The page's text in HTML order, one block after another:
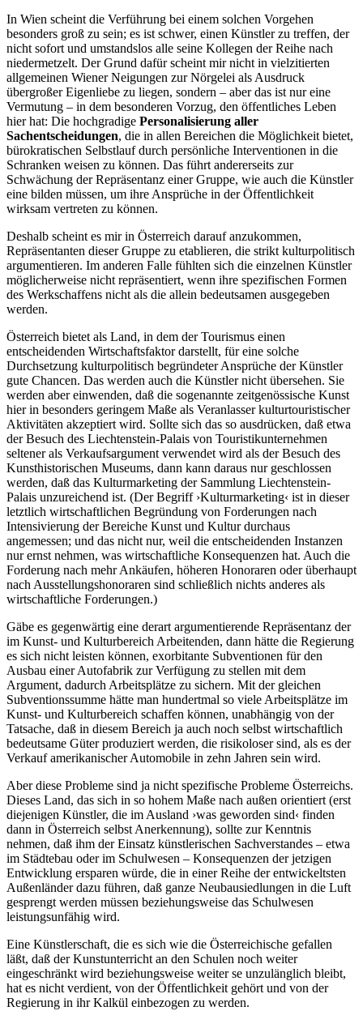
In Wien scheint die Verführung bei einem solchen Vorgehen
besonders groß zu sein; es ist schwer, einen Künstler zu treffen, der
nicht sofort und umstandslos alle seine Kollegen der Reihe nach
niedermetzelt. Der Grund dafür scheint mir nicht in vielzitierten
allgemeinen Wiener Neigungen zur Nörgelei als Ausdruck
übergroßer Eigenliebe zu liegen, sondern – aber das ist nur eine
Vermutung – in dem besonderen Vorzug, den öffentliches Leben
hier hat: Die hochgradige Personalisierung aller
Sachentscheidungen, die in allen Bereichen die Möglichkeit bietet,
bürokratischen Selbstlauf durch persönliche Interventionen in die
Schranken weisen zu können. Das führt andererseits zur
Schwächung der Repräsentanz einer Gruppe, wie auch die Künstler
eine bilden müssen, um ihre Ansprüche in der Öffentlichkeit
wirksam vertreten zu können.
Deshalb scheint es mir in Österreich darauf anzukommen,
Repräsentanten dieser Gruppe zu etablieren, die strikt kulturpolitisch
argumentieren. Im anderen Falle fühlten sich die einzelnen Künstler
möglicherweise nicht repräsentiert, wenn ihre spezifischen Formen
des Werkschaffens nicht als die allein bedeutsamen ausgegeben
werden.
Österreich bietet als Land, in dem der Tourismus einen
entscheidenden Wirtschaftsfaktor darstellt, für eine solche
Durchsetzung kulturpolitisch begründeter Ansprüche der Künstler
gute Chancen. Das werden auch die Künstler nicht übersehen. Sie
werden aber einwenden, daß die sogenannte zeitgenössische Kunst
hier in besonders geringem Maße als Veranlasser kulturtouristischer
Aktivitäten akzeptiert wird. Sollte sich das so ausdrücken, daß etwa
der Besuch des Liechtenstein-Palais von Touristikunternehmen
seltener als Verkaufsargument verwendet wird als der Besuch des
Kunsthistorischen Museums, dann kann daraus nur geschlossen
werden, daß das Kulturmarketing der Sammlung Liechtenstein-
Palais unzureichend ist. (Der Begriff ›Kulturmarketing‹ ist in dieser
letztlich wirtschaftlichen Begründung von Forderungen nach
Intensivierung der Bereiche Kunst und Kultur durchaus
angemessen; und das nicht nur, weil die entscheidenden Instanzen
nur ernst nehmen, was wirtschaftliche Konsequenzen hat. Auch die
Forderung nach mehr Ankäufen, höheren Honoraren oder überhaupt
nach Ausstellungshonoraren sind schließlich nichts anderes als
wirtschaftliche Forderungen.)
Gäbe es gegenwärtig eine derart argumentierende Repräsentanz der
im Kunst- und Kulturbereich Arbeitenden, dann hätte die Regierung
es sich nicht leisten können, exorbitante Subventionen für den
Ausbau einer Autofabrik zur Verfügung zu stellen mit dem
Argument, dadurch Arbeitsplätze zu sichern. Mit der gleichen
Subventionssumme hätte man hundertmal so viele Arbeitsplätze im
Kunst- und Kulturbereich schaffen können, unabhängig von der
Tatsache, daß in diesem Bereich ja auch noch selbst wirtschaftlich
bedeutsame Güter produziert werden, die risikoloser sind, als es der
Verkauf amerikanischer Automobile in zehn Jahren sein wird.
Aber diese Probleme sind ja nicht spezifische Probleme Österreichs.
Dieses Land, das sich in so hohem Maße nach außen orientiert (erst
diejenigen Künstler, die im Ausland ›was geworden sind‹ finden
dann in Österreich selbst Anerkennung), sollte zur Kenntnis
nehmen, daß ihm der Einsatz künstlerischen Sachverstandes – etwa
im Städtebau oder im Schulwesen – Konsequenzen der jetzigen
Entwicklung ersparen würde, die in einer Reihe der entwickeltsten
Außenländer dazu führen, daß ganze Neubausiedlungen in die Luft
gesprengt werden müssen beziehungsweise das Schulwesen
leistungsunfähig wird.
Eine Künstlerschaft, die es sich wie die Österreichische gefallen
läßt, daß der Kunstunterricht an den Schulen noch weiter
eingeschränkt wird beziehungsweise weiter se unzulänglich bleibt,
hat es nicht verdient, von der Öffentlichkeit gehört und von der
Regierung in ihr Kalkül einbezogen zu werden.